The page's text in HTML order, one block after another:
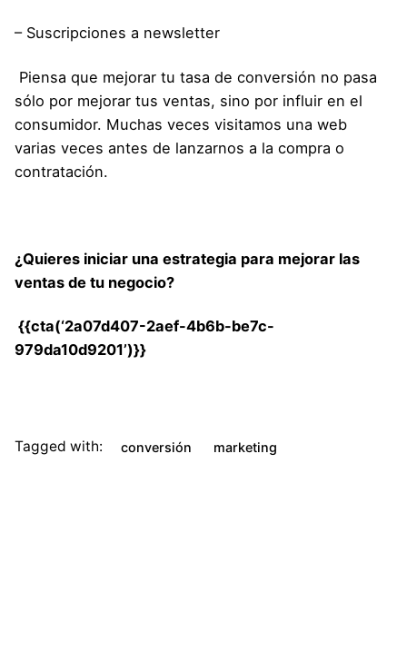
– Suscripciones a newsletter
Piensa que mejorar tu tasa de conversión no pasa
sólo por mejorar tus ventas, sino por influir en el
consumidor. Muchas veces visitamos una web
varias veces antes de lanzarnos a la compra o
contratación.
¿Quieres iniciar una estrategia para mejorar las
ventas de tu negocio?
{{cta(‘2a07d407-2aef-4b6b-be7c-
979da10d9201’)}}
Tagged with: conversión marketing